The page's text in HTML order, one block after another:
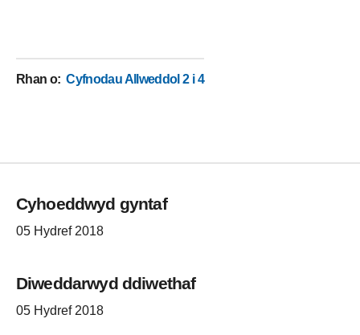
Rhan o:Cyfnodau Allweddol 2 i 4
Cyhoeddwyd gyntaf
05 Hydref 2018
Diweddarwyd ddiwethaf
05 Hydref 2018